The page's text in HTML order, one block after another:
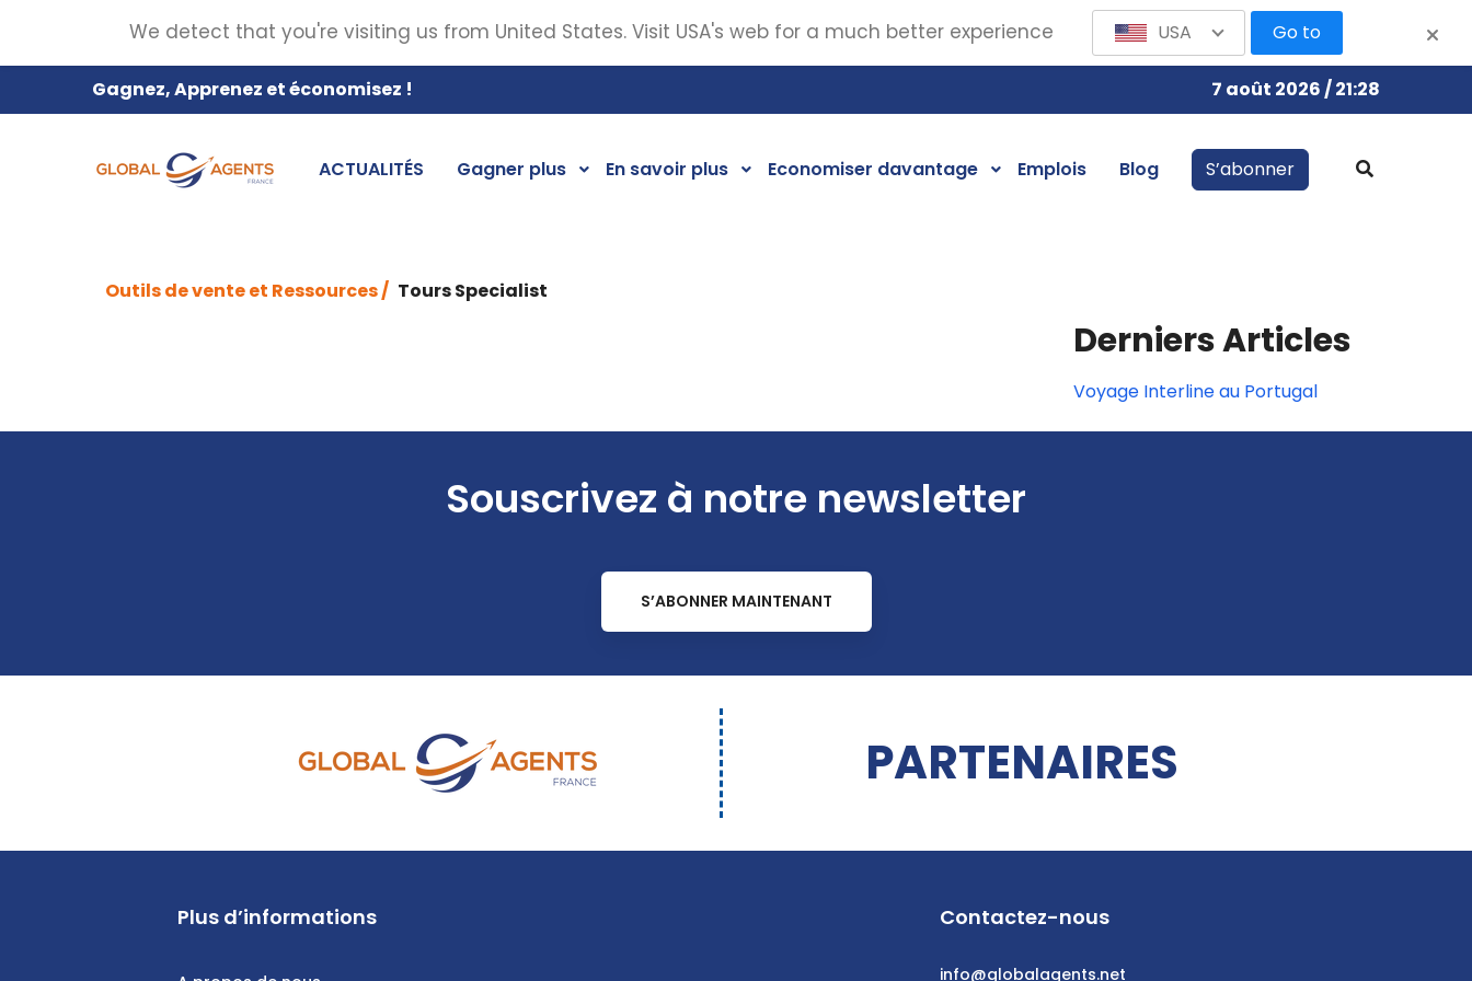
Gagnez, Apprenez et économisez ! 7 août 2026 / 21:28
ACTUALITÉS Gagner plus En savoir plus Economiser davantage Emplois Blog S’abonner
Outils de vente et Ressources / Tours Specialist
Derniers Articles
Voyage Interline au Portugal
Souscrivez à notre newsletter
S’ABONNER MAINTENANT
PARTENAIRES
Plus d’informations Contactez-nous
info@globalagents.net
We detect that you're visiting us from United States. Visit USA's web for a much better experience USA Go to